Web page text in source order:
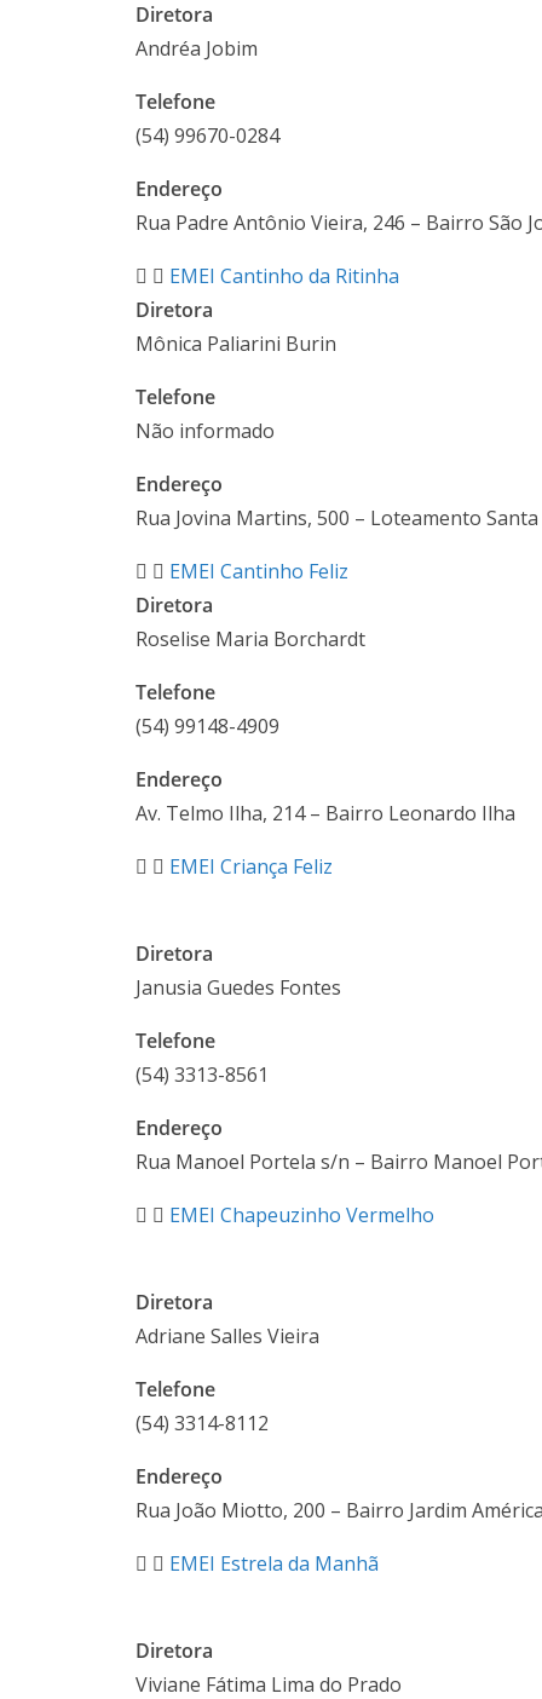
Diretora
Andréa Jobim
Telefone
(54) 99670-0284
Endereço
Rua Padre Antônio Vieira, 246 – Bairro São
EMEI Cantinho da Ritinha
Diretora
Mônica Paliarini Burin
Telefone
Não informado
Endereço
Rua Jovina Martins, 500 – Loteamento
EMEI Cantinho Feliz
Diretora
Roselise Maria Borchardt
Telefone
(54) 99148-4909
Endereço
Av. Telmo Ilha, 214 – Bairro Leonardo Ilha
EMEI Criança Feliz
Diretora
Janusia Guedes Fontes
Telefone
(54) 3313-8561
Endereço
Rua Manoel Portela s/n – Bairro Manoel
EMEI Chapeuzinho Vermelho
Diretora
Adriane Salles Vieira
Telefone
(54) 3314-8112
Endereço
Rua João Miotto, 200 – Bairro Jardim
EMEI Estrela da Manhã
Diretora
Viviane Fátima Lima do Prado